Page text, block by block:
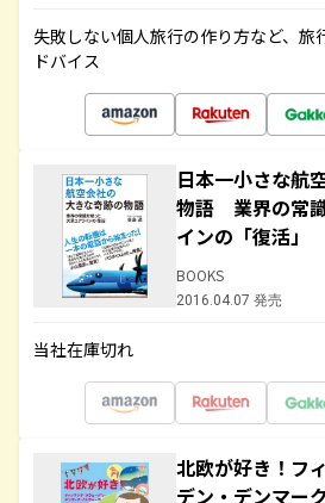
失敗しない個人旅行の作り方など、旅
ドバイス
日本一小さな航
物語 業界の常
インの「復活」
BOOKS
2016.04.07 発売
当社在庫切れ
北欧が好き！フ
デン・デンマー